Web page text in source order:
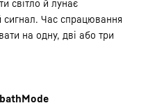
світло й лунає
Час спрацювання
на одну, дві або три